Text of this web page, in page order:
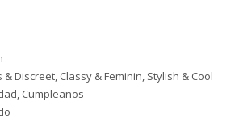
& Discreet, Classy & Feminin, Stylish & Cool
Cumpleaños